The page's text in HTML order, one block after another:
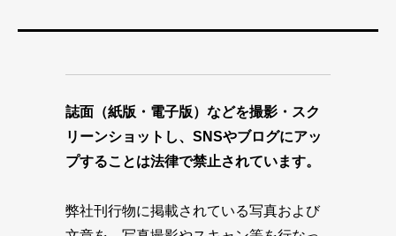
誌面（紙版・電子版）などを撮影・スク
リーンショットし、SNSやブログにアッ
プすることは法律で禁止されています。
弊社刊行物に掲載されている写真および